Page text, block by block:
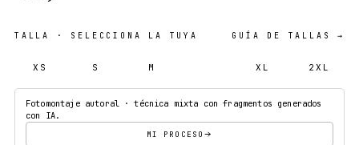
TALLA · SELECCIONA LA TUYA GUÍA DE TALLAS →
XS S M XL 2XL
Fotomontaje autoral · técnica mixta con fragmentos generados
con IA.
MI PROCESO